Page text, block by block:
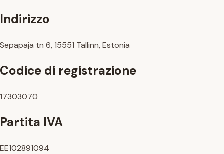
Indirizzo
Sepapaja tn 6, 15551 Tallinn, Estonia
Codice di registrazione
17303070
Partita IVA
EE102891094